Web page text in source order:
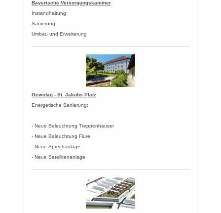
Bayerische Versorgungskammer
Instandhaltung
Sanierung
Umbau und Erweiterung
Gewofag - St. Jakobs Platz
Energetische Sanierung:
- Neue Beleuchtung Treppenhäuser
- Neue Beleuchtung Flure
- Neue Sprechanlage
- Neue Satellitenanlage